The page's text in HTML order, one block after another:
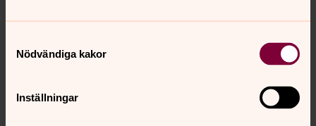
Nödvändiga kakor
Inställningar
Högmässa
Olaus Petri kyrka
Präst/Predikant Kent Karlson